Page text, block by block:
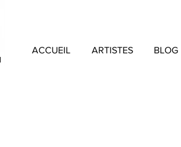
ACCUEIL ARTISTES BLOG